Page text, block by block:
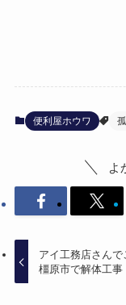
便利屋ホウワ
よ
アイ工務店さんで
橿原市で解体工事